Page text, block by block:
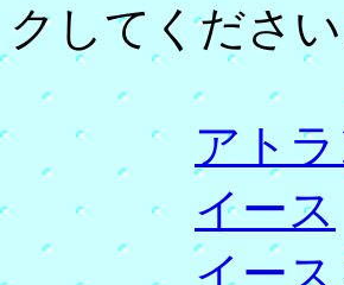
クしてください
アト
イース
イー